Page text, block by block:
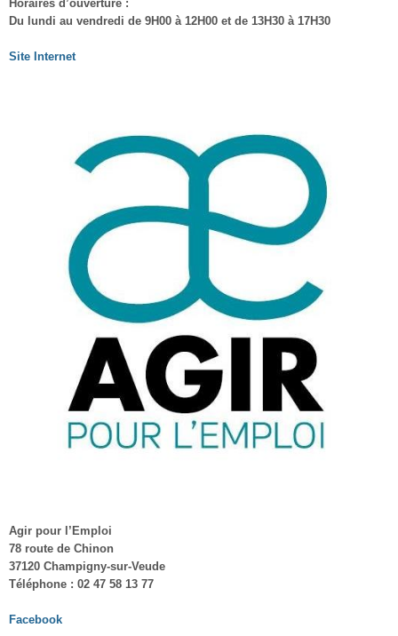
Horaires d’ouverture :
Du lundi au vendredi de 9H00 à 12H00 et de 13H30 à 17H30
Site Internet
Agir pour l’Emploi
78 route de Chinon
37120 Champigny-sur-Veude
Téléphone : 02 47 58 13 77
Facebook